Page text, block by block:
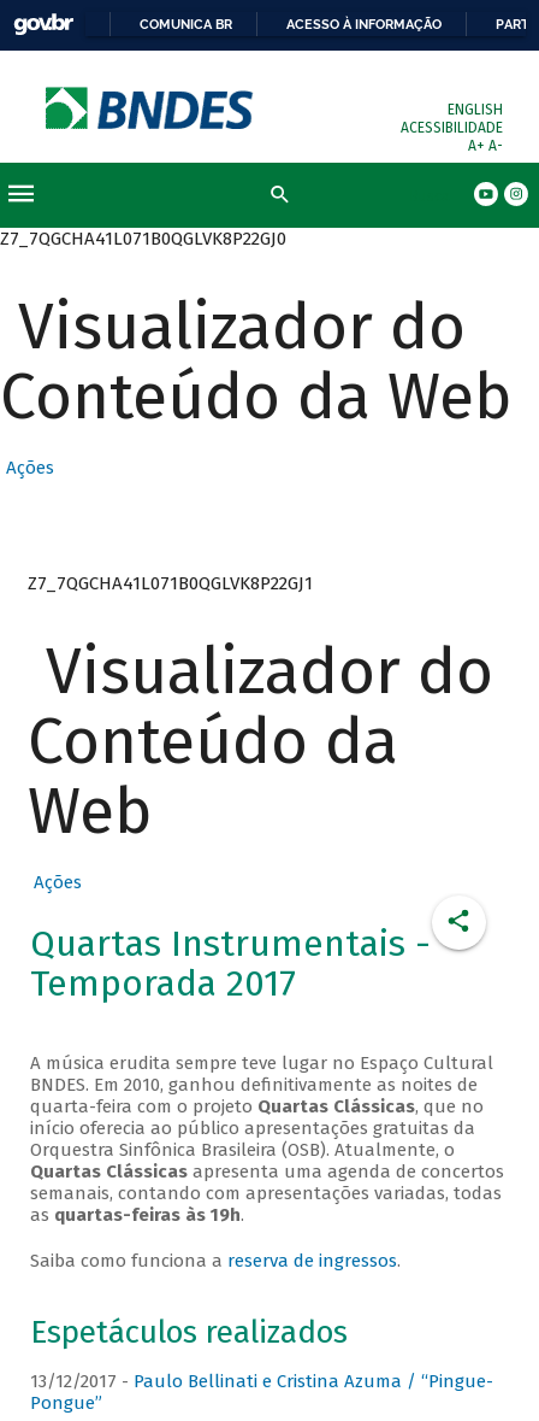
COMUNICA BR ACESSO À INFORMAÇÃO
ENGLISH
ACESSIBILIDADE
A+ A-
Z7_7QGCHA41L071B0QGLVK8P22GJ0
Visualizador do
Conteúdo da Web
Ações
Z7_7QGCHA41L071B0QGLVK8P22GJ1
Visualizador do
Conteúdo da
Web
Ações
Quartas Instrumentais -
Temporada 2017
A música erudita sempre teve lugar no Espaço Cultural
BNDES. Em 2010, ganhou definitivamente as noites de
quarta-feira com o projeto Quartas Clássicas, que no
início oferecia ao público apresentações gratuitas da
Orquestra Sinfônica Brasileira (OSB). Atualmente, o
Quartas Clássicasapresenta uma agenda de concertos
semanais, contando com apresentações variadas, todas
as quartas-feiras às 19h.
Saiba como funciona a reserva de ingressos.
Espetáculos realizados
13/12/2017 - Paulo Bellinati e Cristina Azuma / “Pingue-
Pongue”